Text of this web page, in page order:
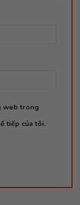
web trong
tiếp của tôi.